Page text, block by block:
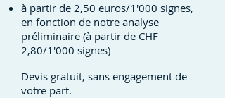
à partir de 2,50 euros/1'000 signes,
en fonction de notre analyse
préliminaire (à partir de CHF
2,80/1'000 signes)
Devis gratuit, sans engagement de
votre part.